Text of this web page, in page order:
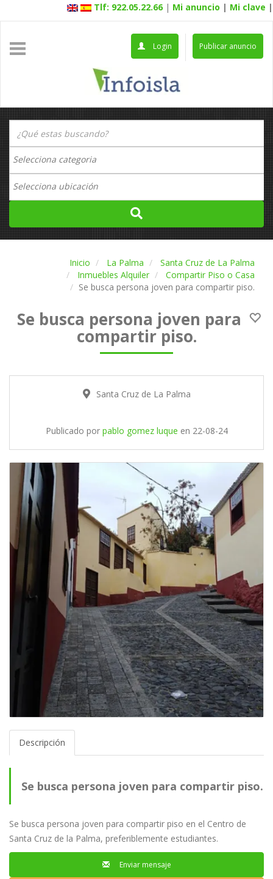
Tlf: 922.05.22.66 | Mi anuncio | Mi clave |
Publicar anuncio
Login
Inicio La Palma
Santa Cruz de La Palma
Inmuebles Alquiler
Compartir Piso o Casa
Se busca persona joven para compartir piso.
Se busca persona joven para
compartir piso.
Santa Cruz de La Palma
Publicado por pablo gomez luque en 22-08-24
Descripción
Se busca persona joven para compartir piso.
Se busca persona joven para compartir piso en el Centro de
Santa Cruz de la Palma, preferiblemente estudiantes.
Enviar mensaje